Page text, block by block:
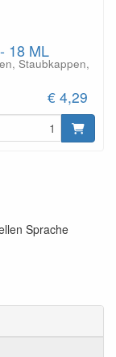
18 ML
Staubkappen,
€ 4,29
Sprache